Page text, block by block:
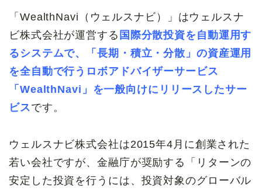
「WealthNavi（ウェルスナビ）」はウェルスナ
ビ株式会社が運営する 国際分散投資を自動運用す
るシステムで、「長期・積立・分散」の資産運用
を全自動で行うロボアドバイザーサービス
「WealthNavi」を一般向けにリリースしたサー
ビスです。
ウェルスナビ株式会社は2015年4月に創業された
若い会社ですが、金融庁が奨励する「リターンの
安定した投資を行うには、投資対象のグローバル